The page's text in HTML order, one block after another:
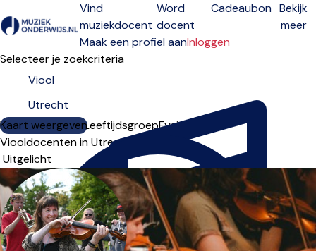
Open menu
Vind
muziekdocent
Word
docent
Cadeaubon Bekijk
meer
Maak een profiel aanInloggen
Selecteer je zoekcriteria
Kaart weergeven
LesdagenNiveauLeeftijdsgroepFysiek
Viooldocenten in Utrecht
Sorteervolgorde